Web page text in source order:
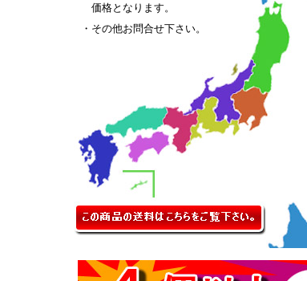
価格となります。
・その他お問合せ下さい。